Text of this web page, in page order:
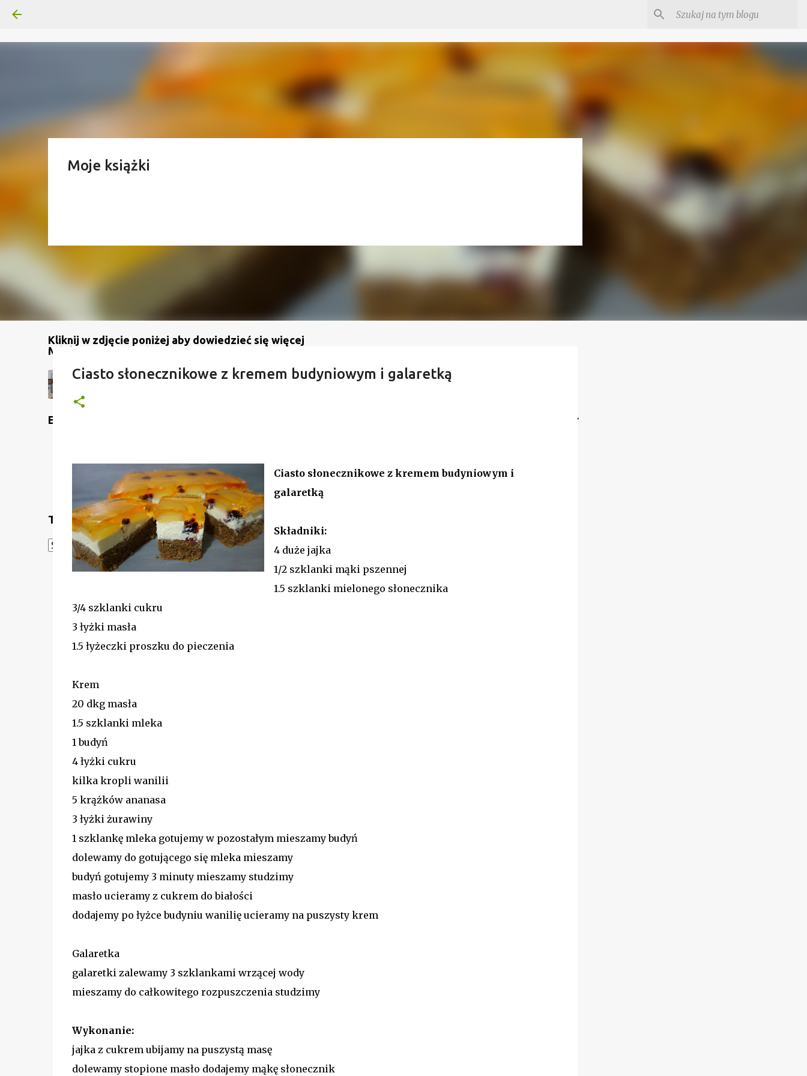
Kliknij w zdjęcie poniżej aby dowiedzieć się więcej
Moje książki
Mój kanał na YouTube
Etykiety
Translate
Powered by Translate
Ciasto słonecznikowe z kremem budyniowym i galaretką
Ciasto słonecznikowe z kremem budyniowym i
galaretką
Składniki:
4 duże jajka
1/2 szklanki mąki pszennej
1.5 szklanki mielonego słonecznika
3/4 szklanki cukru
3 łyżki masła
1.5 łyżeczki proszku do pieczenia
Krem
20 dkg masła
1.5 szklanki mleka
1 budyń
4 łyżki cukru
kilka kropli wanilii
5 krążków ananasa
3 łyżki żurawiny
1 szklankę mleka gotujemy w pozostałym mieszamy budyń
dolewamy do gotującego się mleka mieszamy
budyń gotujemy 3 minuty mieszamy studzimy
masło ucieramy z cukrem do białości
dodajemy po łyżce budyniu wanilię ucieramy na puszysty krem
Galaretka
galaretki zalewamy 3 szklankami wrzącej wody
mieszamy do całkowitego rozpuszczenia studzimy
Wykonanie:
jajka z cukrem ubijamy na puszystą masę
dolewamy stopione masło dodajemy mąkę słonecznik